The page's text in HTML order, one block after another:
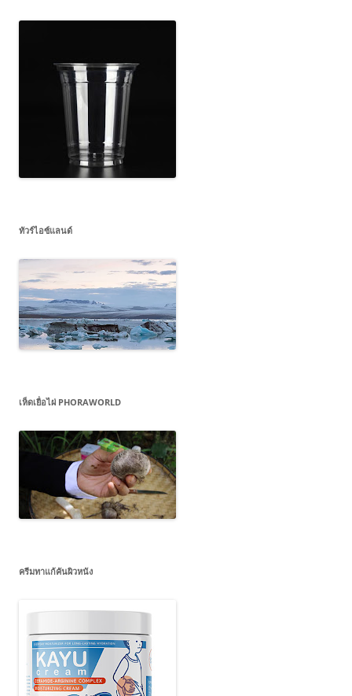
ทัวร์ไอซ์แลนด์
เห็ดเยื่อไผ่ PHORAWORLD
ครีมทาแก้คันผิวหนัง